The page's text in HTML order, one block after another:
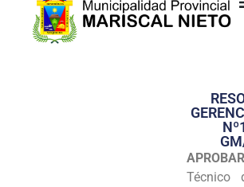
APROBAR
Técnico